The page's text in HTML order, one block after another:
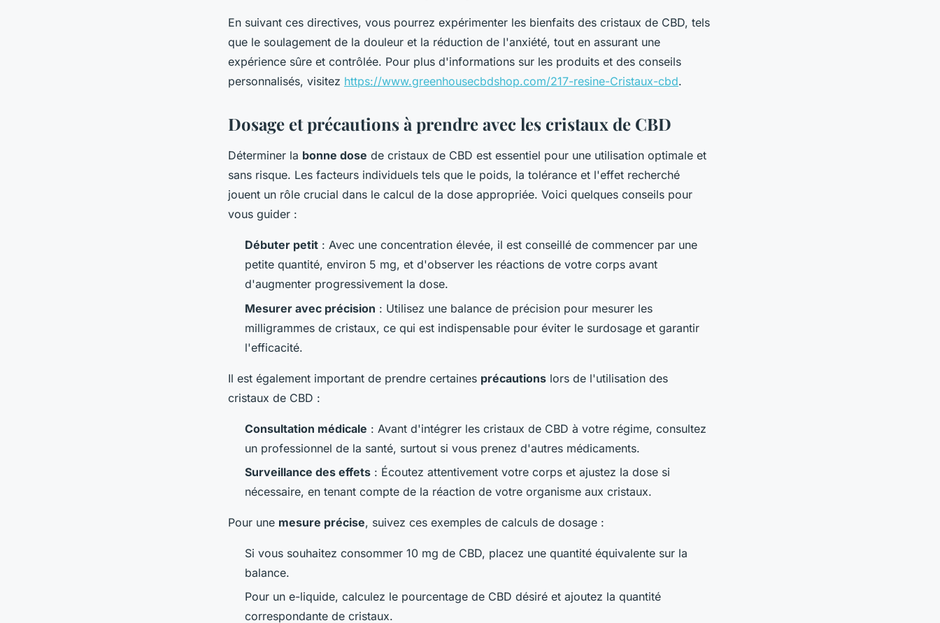
En suivant ces directives, vous pourrez expérimenter les bienfaits des cristaux de CBD, tels
que le soulagement de la douleur et la réduction de l'anxiété, tout en assurant une
expérience sûre et contrôlée. Pour plus d'informations sur les produits et des conseils
personnalisés, visitez https://www.greenhousecbdshop.com/217-resine-Cristaux-cbd.
Dosage et précautions à prendre avec les cristaux de CBD
Déterminer la bonne dose de cristaux de CBD est essentiel pour une utilisation optimale et
sans risque. Les facteurs individuels tels que le poids, la tolérance et l'effet recherché
jouent un rôle crucial dans le calcul de la dose appropriée. Voici quelques conseils pour
vous guider :
Débuter petit : Avec une concentration élevée, il est conseillé de commencer par une
petite quantité, environ 5 mg, et d'observer les réactions de votre corps avant
d'augmenter progressivement la dose.
Mesurer avec précision : Utilisez une balance de précision pour mesurer les
milligrammes de cristaux, ce qui est indispensable pour éviter le surdosage et garantir
l'efficacité.
Il est également important de prendre certaines précautions lors de l'utilisation des
cristaux de CBD :
Consultation médicale : Avant d'intégrer les cristaux de CBD à votre régime, consultez
un professionnel de la santé, surtout si vous prenez d'autres médicaments.
Surveillance des effets : Écoutez attentivement votre corps et ajustez la dose si
nécessaire, en tenant compte de la réaction de votre organisme aux cristaux.
Pour une mesure précise, suivez ces exemples de calculs de dosage :
Si vous souhaitez consommer 10 mg de CBD, placez une quantité équivalente sur la
balance.
Pour un e-liquide, calculez le pourcentage de CBD désiré et ajoutez la quantité
correspondante de cristaux.